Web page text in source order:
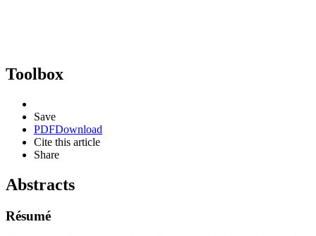
Toolbox
Save
PDFDownload
Cite this article
Share
Abstracts
Résumé